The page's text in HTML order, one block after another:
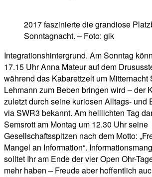
2017 faszinierte die grandiose
Sonntagnacht. – Foto: gik
Integrationshintergrund. Am Sonntag
17.15 Uhr Anna Mateur auf dem
während das Kabarettzelt um Mitternacht
Lehmann zum Beben bringen wird – der
zuletzt durch seine kuriosen Alltags- und
via SWR3 bekannt. Am helllichten Tag
Semsrott am Montag um 12.30 Uhr seine
Gesellschaftsspitzen nach dem Motto:
Mangel an Information“.
solltet Ihr am Ende der vier Open Ohr-
mehr haben – Freude aber hoffentlich